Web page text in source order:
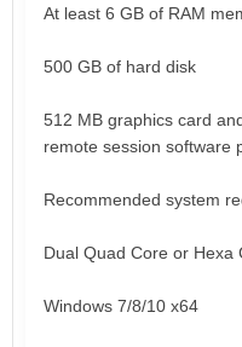
At least 6 GB of RAM
500 GB of hard disk
512 MB graphics card
remote session software
Recommended system
Dual Quad Core or Hexa
Windows 7/8/10 x64